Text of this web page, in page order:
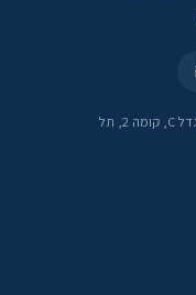
רחוב ראול ולנברג 18, מתחם CU, מגדל C, קומה 2, תל